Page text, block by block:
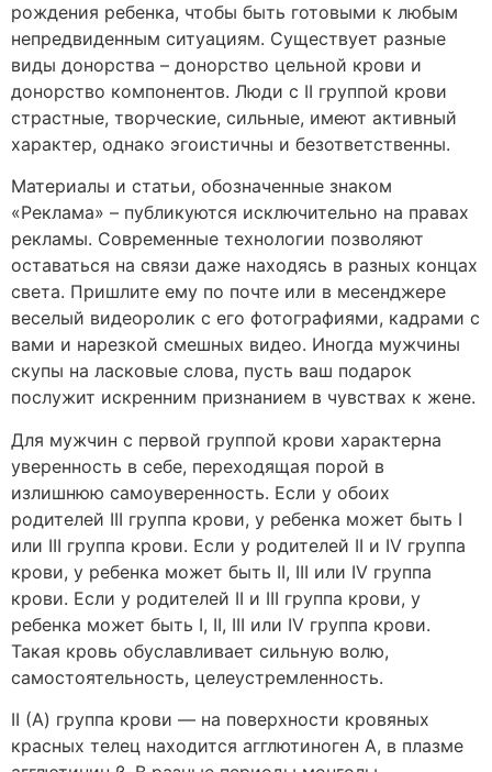
рождения ребенка, чтобы быть готовыми к любым
непредвиденным ситуациям. Существует разные
виды донорства – донорство цельной крови и
донорство компонентов. Люди с II группой крови
страстные, творческие, сильные, имеют активный
характер, однако эгоистичны и безответственны.
Материалы и статьи, обозначенные знаком
«Реклама» – публикуются исключительно на правах
рекламы. Современные технологии позволяют
оставаться на связи даже находясь в разных концах
света. Пришлите ему по почте или в месенджере
веселый видеоролик с его фотографиями, кадрами с
вами и нарезкой смешных видео. Иногда мужчины
скупы на ласковые слова, пусть ваш подарок
послужит искренним признанием в чувствах к жене.
Для мужчин с первой группой крови характерна
уверенность в себе, переходящая порой в
излишнюю самоуверенность. Если у обоих
родителей ІІІ группа крови, у ребенка может быть І
или ІІІ группа крови. Если у родителей II и IV группа
крови, у ребенка может быть II, III или IV группа
крови. Если у родителей II и III группа крови, у
ребенка может быть I, II, III или IV группа крови.
Такая кровь обуславливает сильную волю,
самостоятельность, целеустремленность.
II (А) группа крови — на поверхности кровяных
красных телец находится агглютиноген А, в плазме